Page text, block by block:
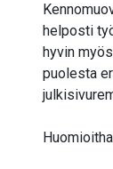
helposti
hyvin
puolesta